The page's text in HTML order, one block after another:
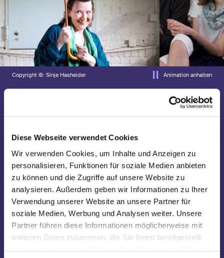
Diese Webseite verwendet Cookies
Wir verwenden Cookies, um Inhalte und Anzeigen zu
personalisieren, Funktionen für soziale Medien anbieten
zu können und die Zugriffe auf unsere Website zu
analysieren. Außerdem geben wir Informationen zu Ihrer
Verwendung unserer Website an unsere Partner für
soziale Medien, Werbung und Analysen weiter. Unsere
Partner führen diese Informationen möglicherweise mit
weiteren Daten zusammen, die Sie ihnen bereitgestellt
Copyright ©: Sinje Hasheider Animation anhalten
Malala Yousafzai ist die wohl jüngste
Menschenrechtsaktivistin der Geschichte. Sie kämpft
seit 2008 gegen das Bildungsverbot für Mädchen in
ihrer Heimat Pakistan. Schon im Alter von 11 Jahren
begann sie für die BBC ein Blog-Tagebuch über ihren
Alltag unter der pakistanischen Taliban zu schreiben.
Ihre Geschichte sorgte international für Erschütterung,
als sie im Oktober 2012 im Alter von 15 Jahren auf ihrem
Weg zur Schule von Taliban-Kämpfern brutal
niedergeschossen wurde. Die Kugel traf Malala aus